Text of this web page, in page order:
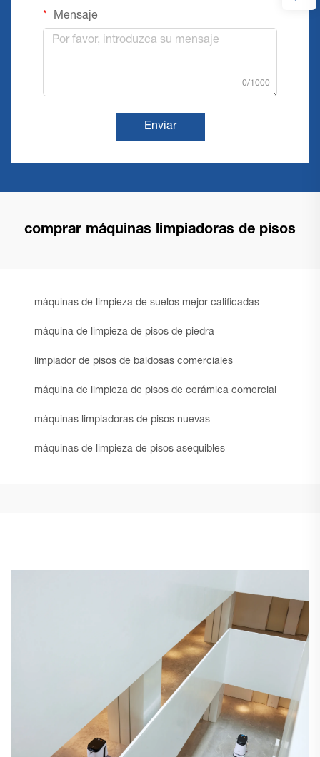
Mensaje
0/1000
Enviar
comprar máquinas limpiadoras de pisos
máquinas de limpieza de suelos mejor calificadas
máquina de limpieza de pisos de piedra
limpiador de pisos de baldosas comerciales
máquina de limpieza de pisos de cerámica comercial
máquinas limpiadoras de pisos nuevas
máquinas de limpieza de pisos asequibles